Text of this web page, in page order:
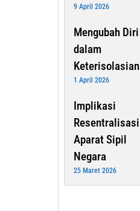
9 April 2026
Mengubah Diri
dalam
Keterisolasian
1 April 2026
Implikasi
Resentralisasi
Aparat Sipil
Negara
25 Maret 2026